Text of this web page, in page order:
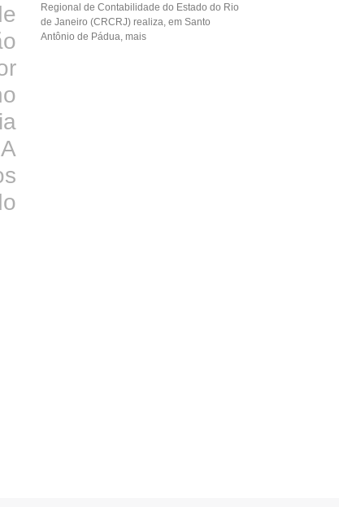
Regional de Contabilidade do Estado do Rio
de Janeiro (CRCRJ) realiza, em Santo
Antônio de Pádua, mais